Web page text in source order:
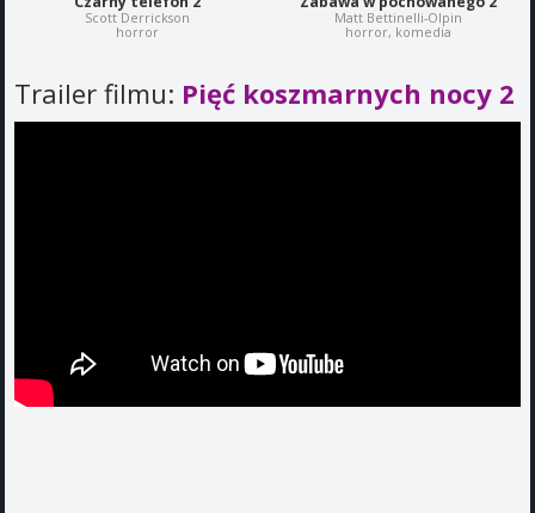
Scott Derrickson
horror
Matt Bettinelli-Olpin
horror, komedia
Trailer filmu: Pięć koszmarnych nocy 2